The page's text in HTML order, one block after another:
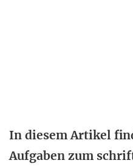
In diesem Artikel
Aufgaben zum